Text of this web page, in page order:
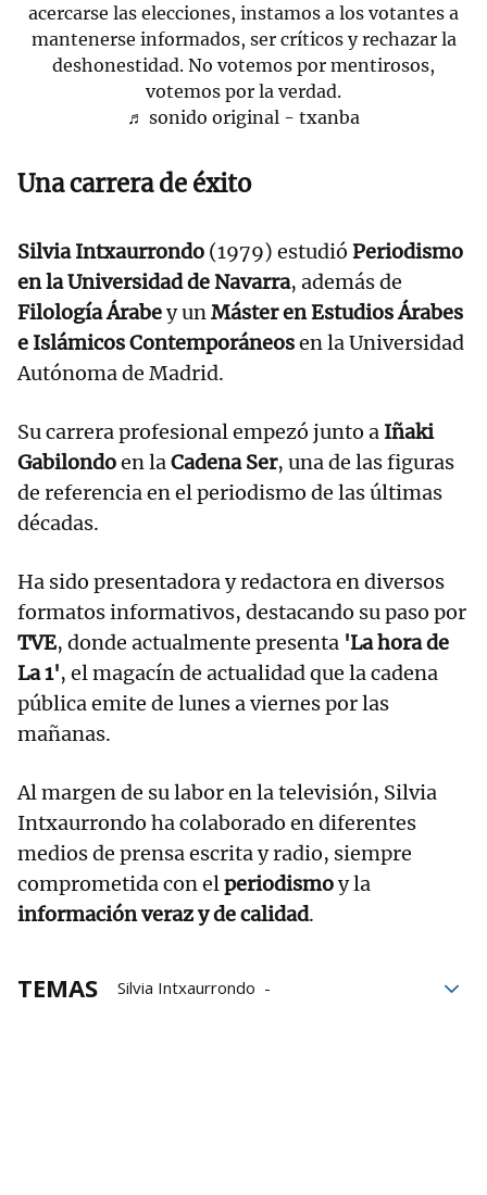
acercarse las elecciones, instamos a los votantes a
mantenerse informados, ser críticos y rechazar la
deshonestidad. No votemos por mentirosos,
votemos por la verdad.
♬ sonido original - txanba
Una carrera de éxito
Silvia Intxaurrondo (1979) estudió Periodismo
en la Universidad de Navarra, además de
Filología Árabey unMáster en Estudios Árabes
e Islámicos Contemporáneosen la Universidad
Autónoma de Madrid.
Su carrera profesional empezó junto a Iñaki
Gabilondoen laCadena Ser, una de las figuras
de referencia en el periodismo de las últimas
décadas.
Ha sido presentadora y redactora en diversos
formatos informativos, destacando su paso por
TVE, donde actualmente presenta 'La hora de
La 1', el magacín de actualidad que la cadena
pública emite de lunes a viernes por las
mañanas.
Al margen de su labor en la televisión, Silvia
Intxaurrondo ha colaborado en diferentes
medios de prensa escrita y radio, siempre
comprometida con elperiodismoy la
información veraz y de calidad.
TEMAS
Silvia Intxaurrondo